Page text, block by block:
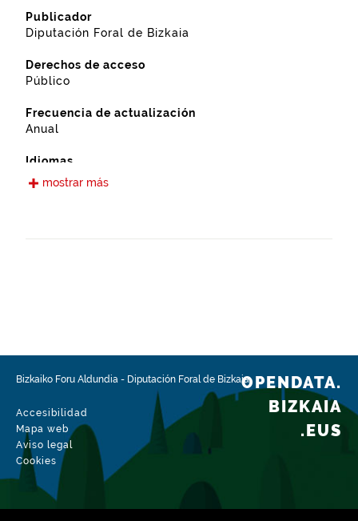
Publicador
Diputación Foral de Bizkaia
Derechos de acceso
Público
Frecuencia de actualización
Anual
Idiomas
Castellano
Fecha de modificación del conjunto de datos
15-02-2026
mostrar más
Bizkaiko Foru Aldundia - Diputación Foral de Bizkaia
Accesibilidad
Mapa web
Aviso legal
Cookies
OPENDATA.
BIZKAIA
.EUS